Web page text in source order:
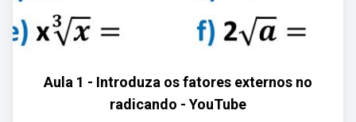
Aula 1 - Introduza os fatores externos no
radicando - YouTube